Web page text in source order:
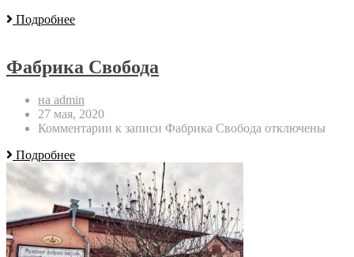
Подробнее
Фабрика Свобода
на admin
27 мая, 2020
Комментарии к записи Фабрика Свобода отключены
Подробнее